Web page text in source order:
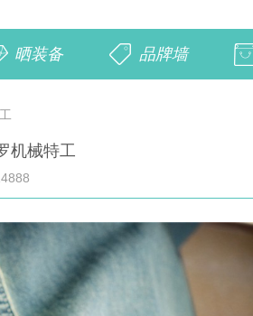
晒装备 品牌墙
机械特工